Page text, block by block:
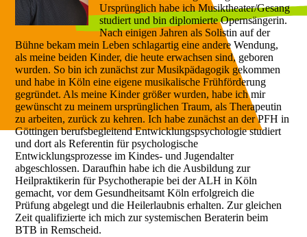
Ursprünglich habe ich Musiktheater/Gesang
studiert und bin diplomierte Opernsängerin.
Nach einigen Jahren als Solistin auf der
Bühne bekam mein Leben schlagartig eine andere Wendung,
als meine beiden Kinder, die heute erwachsen sind, geboren
wurden. So bin ich zunächst zur Musikpädagogik gekommen
und habe in Köln eine eigene musikalische Frühförderung
gegründet. Als meine Kinder größer wurden, habe ich mir
gewünscht zu meinem ursprünglichen Traum, als Therapeutin
zu arbeiten, zurück zu kehren. Ich habe zunächst an der PFH in
Göttingen berufsbegleitend Entwicklungspsychologie studiert
und dort als Referentin für psychologische
Entwicklungsprozesse im Kindes- und Jugendalter
abgeschlossen. Daraufhin habe ich die Ausbildung zur
Heilpraktikerin für Psychotherapie bei der ALH in Köln
gemacht, vor dem Gesundheitsamt Köln erfolgreich die
Prüfung abgelegt und die Heilerlaubnis erhalten. Zur gleichen
Zeit qualifizierte ich mich zur systemischen Beraterin beim
BTB in Remscheid.